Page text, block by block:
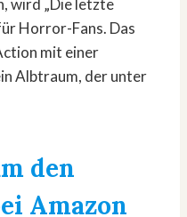
wird „Die letzte
Horror-Fans. Das
mit einer
Albtraum, der unter
den
Amazon